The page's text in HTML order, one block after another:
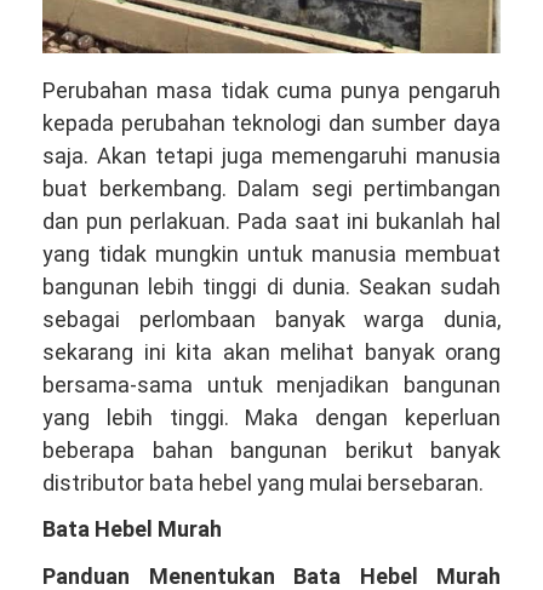
Perubahan masa tidak cuma punya pengaruh
kepada perubahan teknologi dan sumber daya
saja. Akan tetapi juga memengaruhi manusia
buat berkembang. Dalam segi pertimbangan
dan pun perlakuan. Pada saat ini bukanlah hal
yang tidak mungkin untuk manusia membuat
bangunan lebih tinggi di dunia. Seakan sudah
sebagai perlombaan banyak warga dunia,
sekarang ini kita akan melihat banyak orang
bersama-sama untuk menjadikan bangunan
yang lebih tinggi. Maka dengan keperluan
beberapa bahan bangunan berikut banyak
distributor bata hebel yang mulai bersebaran.
Bata Hebel Murah
Panduan Menentukan Bata Hebel Murah